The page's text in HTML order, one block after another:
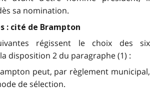
sa nomination.
: cité de Brampton
régissent le choix des six
disposition 2 du paragraphe (1) :
peut, par règlement municipal,
de sélection.